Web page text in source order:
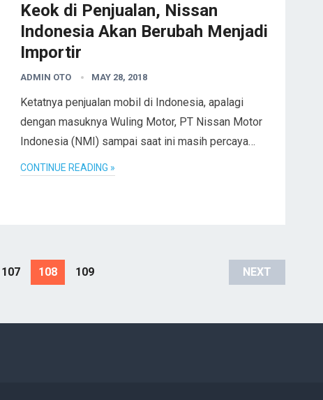
Keok di Penjualan, Nissan
Indonesia Akan Berubah Menjadi
Importir
ADMIN OTO MAY 28, 2018
Ketatnya penjualan mobil di Indonesia, apalagi
dengan masuknya Wuling Motor, PT Nissan Motor
Indonesia (NMI) sampai saat ini masih percaya…
CONTINUE READING »
107 108 109 NEXT